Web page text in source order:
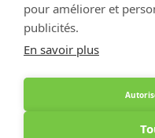
pour améliorer et
publicités.
En savoir plus